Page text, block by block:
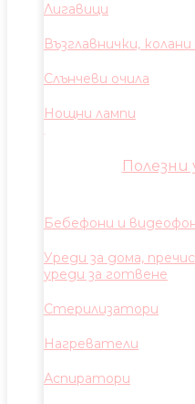
Лигавици
Възглавнички,
Слънчеви очила
Нощни лампи
Полезни
Бебефони и
Уреди за дома,
уреди за готвене
Стерилизатори
Нагреватели
Аспиратори